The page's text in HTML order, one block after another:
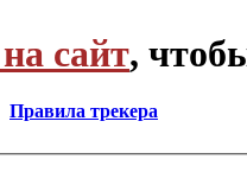
сайт,
Правила трекера